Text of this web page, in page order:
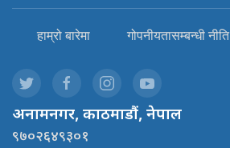
हाम्रो बारेमा गोपनीयतासम्बन्धी नीति
अनामनगर, काठमाडौं, नेपाल
९७०२६४९३०१